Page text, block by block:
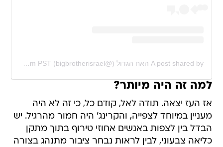
A post shared by האח הגדול (@bigbrotherisrael) Jan 12, 2020 at 1:50am PST
למה זה היה מיותר?
אז העז יצאה. תודה לאל, קודם כל, כי זה לא היה
מעניין במיוחד לצפייה, והקרינג' היה חמור מהרגיל. יש
הבדל בין לצפות באנשים אחוזי טירוף בתוך מתקן
כליאה צבעוני, לבין לראות נבחר ציבור מתנהג בצורה